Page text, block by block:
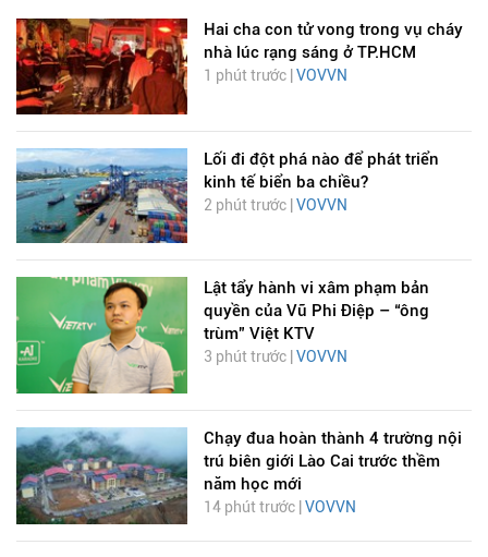
Hai cha con tử vong trong vụ cháy
nhà lúc rạng sáng ở TP.HCM
1 phút trước | VOVVN
Lối đi đột phá nào để phát triển
kinh tế biển ba chiều?
2 phút trước |VOVVN
Lật tẩy hành vi xâm phạm bản
quyền của Vũ Phi Điệp – “ông
trùm” Việt KTV
3 phút trước | VOVVN
Chạy đua hoàn thành 4 trường nội
trú biên giới Lào Cai trước thềm
năm học mới
14 phút trước | VOVVN